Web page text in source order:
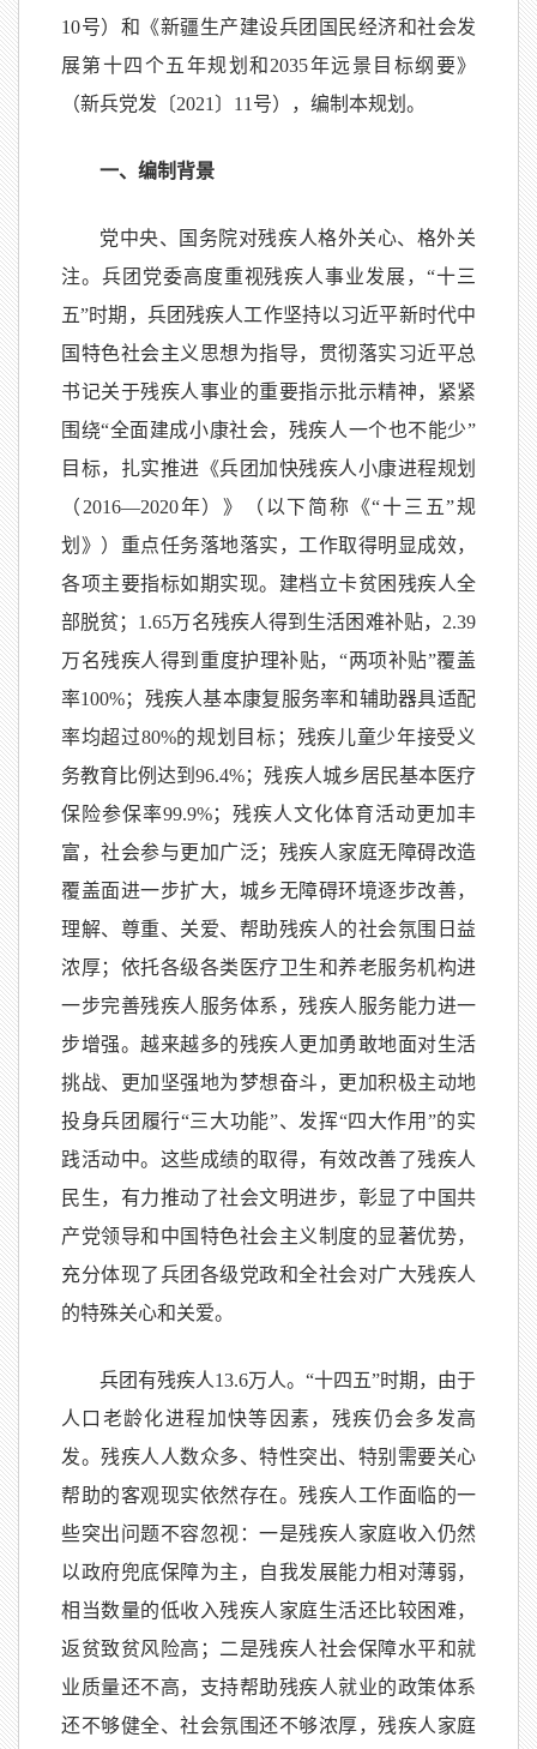
10号）和《新疆生产建设兵团国民经济和社会发
展第十四个五年规划和2035年远景目标纲要》
（新兵党发〔2021〕11号），编制本规划。
一、编制背景
党中央、国务院对残疾人格外关心、格外关
注。兵团党委高度重视残疾人事业发展，“十三
五”时期，兵团残疾人工作坚持以习近平新时代中
国特色社会主义思想为指导，贯彻落实习近平总
书记关于残疾人事业的重要指示批示精神，紧紧
围绕“全面建成小康社会，残疾人一个也不能少”
目标，扎实推进《兵团加快残疾人小康进程规划
（2016—2020年）》（以下简称《“十三五”规
划》）重点任务落地落实，工作取得明显成效，
各项主要指标如期实现。建档立卡贫困残疾人全
部脱贫；1.65万名残疾人得到生活困难补贴，2.39
万名残疾人得到重度护理补贴，“两项补贴”覆盖
率100%；残疾人基本康复服务率和辅助器具适配
率均超过80%的规划目标；残疾儿童少年接受义
务教育比例达到96.4%；残疾人城乡居民基本医疗
保险参保率99.9%；残疾人文化体育活动更加丰
富，社会参与更加广泛；残疾人家庭无障碍改造
覆盖面进一步扩大，城乡无障碍环境逐步改善，
理解、尊重、关爱、帮助残疾人的社会氛围日益
浓厚；依托各级各类医疗卫生和养老服务机构进
一步完善残疾人服务体系，残疾人服务能力进一
步增强。越来越多的残疾人更加勇敢地面对生活
挑战、更加坚强地为梦想奋斗，更加积极主动地
投身兵团履行“三大功能”、发挥“四大作用”的实
践活动中。这些成绩的取得，有效改善了残疾人
民生，有力推动了社会文明进步，彰显了中国共
产党领导和中国特色社会主义制度的显著优势，
充分体现了兵团各级党政和全社会对广大残疾人
的特殊关心和关爱。
兵团有残疾人13.6万人。“十四五”时期，由于
人口老龄化进程加快等因素，残疾仍会多发高
发。残疾人人数众多、特性突出、特别需要关心
帮助的客观现实依然存在。残疾人工作面临的一
些突出问题不容忽视：一是残疾人家庭收入仍然
以政府兜底保障为主，自我发展能力相对薄弱，
相当数量的低收入残疾人家庭生活还比较困难，
返贫致贫风险高；二是残疾人社会保障水平和就
业质量还不高，支持帮助残疾人就业的政策体系
还不够健全、社会氛围还不够浓厚，残疾人家庭